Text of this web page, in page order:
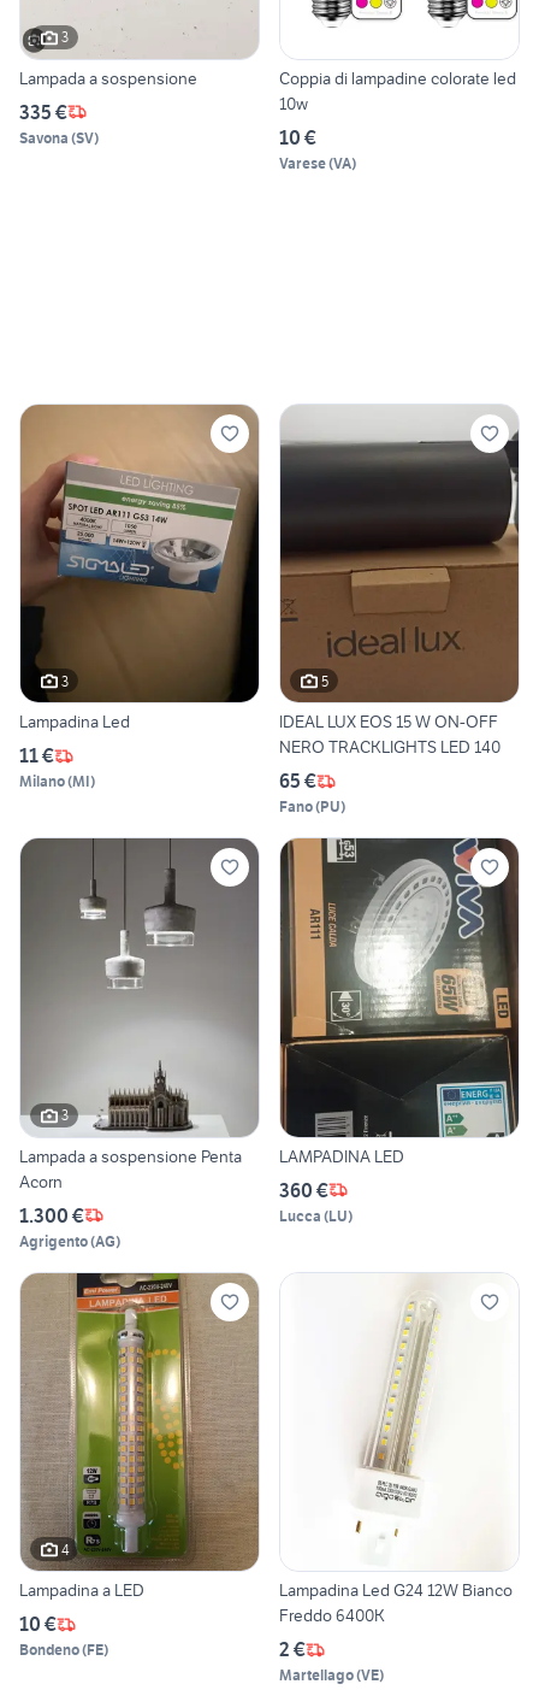
3
Lampada a sospensione
335 €
Savona (SV)
Coppia di lampadine colorate led
10w
10 €
Varese(VA)
3
Lampadina Led
11 €
Milano(MI)
5
IDEAL LUX EOS 15 W ON-OFF
NERO TRACKLIGHTS LED 140
65 €
Fano(PU)
3
Lampada a sospensione Penta
Acorn
1.300 €
Agrigento(AG)
LAMPADINA LED
360 €
Lucca (LU)
4
Lampadina a LED
10 €
Bondeno(FE)
Lampadina Led G24 12W Bianco
Freddo 6400K
2 €
Martellago(VE)